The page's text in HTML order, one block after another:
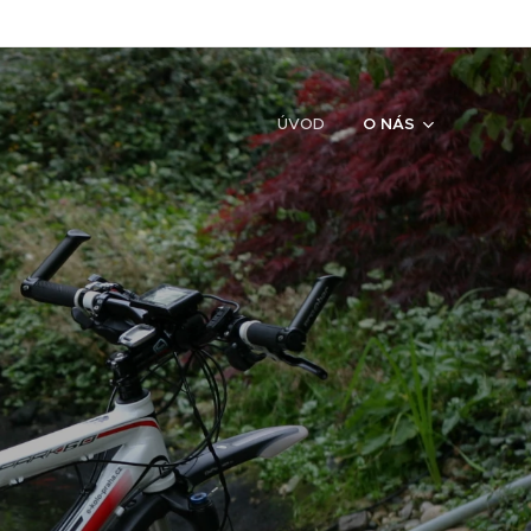
ÚVOD O NÁS